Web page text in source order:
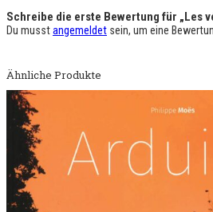
n
g
Schreibe die erste Bewertung für „Les
Du musstangemeldet sein, um eine
Ähnliche Produkte